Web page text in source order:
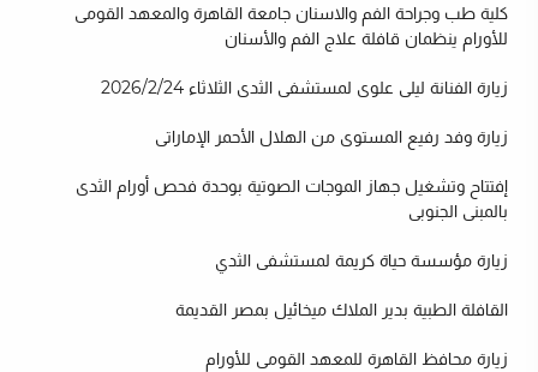
كلية طب وجراحة الفم والاسنان جامعة القاهرة والمعهد القومى
للأورام ينظمان قافلة علاج الفم والأسنان
زيارة الفنانة ليلى علوى لمستشفى الثدى الثلاثاء 2026/2/24
زيارة وفد رفيع المستوى من الهلال الأحمر الإماراتى
إفتتاح وتشغيل جهاز الموجات الصوتية بوحدة فحص أورام الثدى
بالمبنى الجنوبى
زيارة مؤسسة حياة كريمة لمستشفى الثدي
القافلة الطبية بدير الملاك ميخائيل بمصر القديمة
زيارة محافظ القاهرة للمعهد القومى للأورام